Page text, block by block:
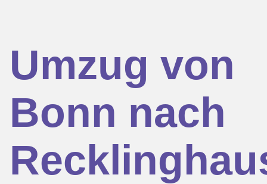
Umzug von
Bonn nach